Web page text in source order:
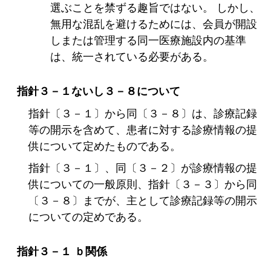
選ぶことを禁ずる趣旨ではない。 しかし、
無用な混乱を避けるためには、会員が開設
しまたは管理する同一医療施設内の基準
は、統一されている必要がある。
指針３－１ないし３－８について
指針〔３－１〕から同〔３－８〕は、診療記録
等の開示を含めて、患者に対する診療情報の提
供について定めたものである。
指針〔３－１〕、同〔３－２〕が診療情報の提
供についての一般原則、指針〔３－３〕から同
〔３－８〕までが、主として診療記録等の開示
についての定めである。
指針３－１ ｂ関係